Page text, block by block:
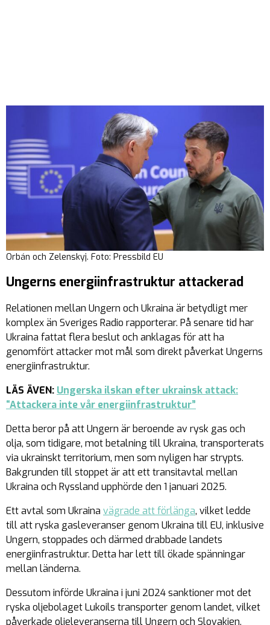
Orbán och Zelenskyj. Foto: Pressbild EU
Ungerns energiinfrastruktur attackerad
Relationen mellan Ungern och Ukraina är betydligt mer
komplex än Sveriges Radio rapporterar. På senare tid har
Ukraina fattat flera beslut och anklagas för att ha
genomfört attacker mot mål som direkt påverkat Ungerns
energiinfrastruktur.
LÄS ÄVEN: Ungerska ilskan efter ukrainsk attack:
“Attackera inte vår energiinfrastruktur”
Detta beror på att Ungern är beroende av rysk gas och
olja, som tidigare, mot betalning till Ukraina, transporterats
via ukrainskt territorium, men som nyligen har strypts.
Bakgrunden till stoppet är att ett transitavtal mellan
Ukraina och Ryssland upphörde den 1 januari 2025.
Ett avtal som Ukraina vägrade att förlänga, vilket ledde
till att ryska gasleveranser genom Ukraina till EU, inklusive
Ungern, stoppades och därmed drabbade landets
energiinfrastruktur. Detta har lett till ökade spänningar
mellan länderna.
Dessutom införde Ukraina i juni 2024 sanktioner mot det
ryska oljebolaget Lukoils transporter genom landet, vilket
påverkade oljeleveranserna till Ungern och Slovakien.